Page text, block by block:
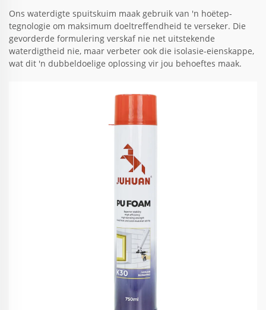
Ons waterdigte spuitskuim maak gebruik van 'n hoëtep-
tegnologie om maksimum doeltreffendheid te verseker. Die
gevorderde formulering verskaf nie net uitstekende
waterdigtheid nie, maar verbeter ook die isolasie-eienskappe,
wat dit 'n dubbeldoelige oplossing vir jou behoeftes maak.